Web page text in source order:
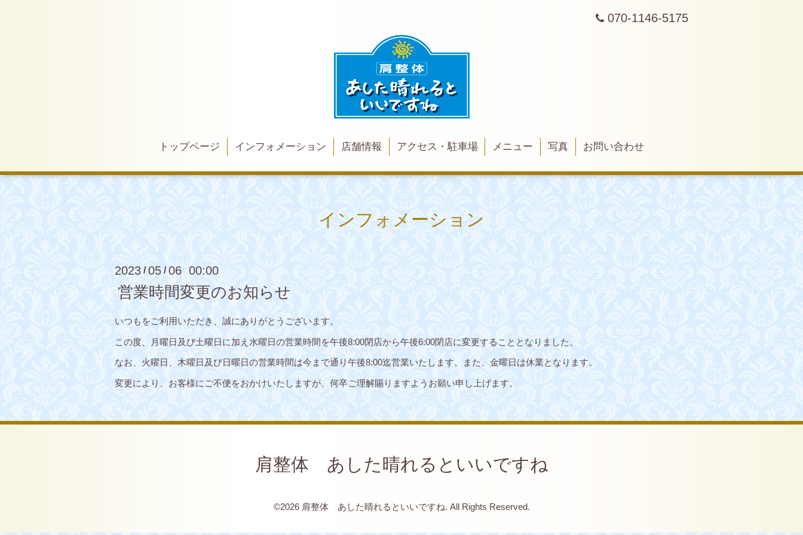
070-1146-5175
トップページ インフォメーション 店舗情報 アクセス・駐車場 メニュー 写真 お問い合わせ
インフォメーション
2023 / 05 / 06 00:00
営業時間変更のお知らせ
いつもをご利用いただき、誠にありがとうございます。
この度、月曜日及び土曜日に加え水曜日の営業時間を午後8:00閉店から午後6:00閉店に変更することとなりました。
なお、火曜日、木曜日及び日曜日の営業時間は今まで通り午後8:00迄営業いたします。また、金曜日は休業となります。
変更により、お客様にご不便をおかけいたしますが、何卒ご理解賜りますようお願い申し上げます。
肩整体 あした晴れるといいですね
©2026 肩整体 あした晴れるといいですね. All Rights Reserved.